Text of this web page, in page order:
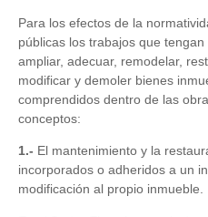
Para los efectos de la
públicas los trabajos que
ampliar, adecuar, remodelar,
modificar y demoler bienes
comprendidos dentro de las
conceptos:
1.- El mantenimiento y la
incorporados o adheridos a un
modificación al propio inmueble.